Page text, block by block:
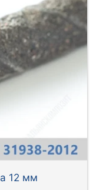
12 мм